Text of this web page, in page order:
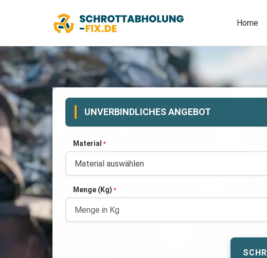
Home
UNVERBINDLICHES ANGEBOT
Material *
Menge (Kg) *